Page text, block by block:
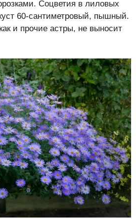
Соцветия в лиловых
60-сантиметровый, пышный.
и прочие астры, не выносит